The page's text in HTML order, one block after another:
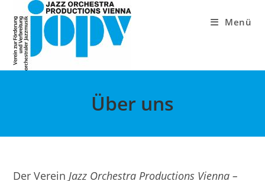
Inhalt
springen
Menü
Über uns
Der VereinJazz Orchestra Productions Vienna –